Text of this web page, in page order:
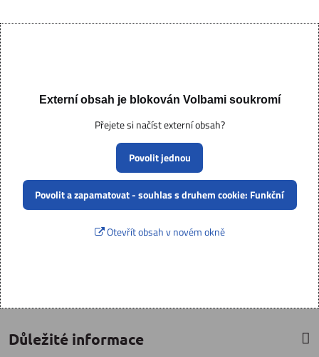
Externí obsah je blokován Volbami soukromí
Přejete si načíst externí obsah?
Povolit jednou
Povolit a zapamatovat - souhlas s druhem cookie: Funkční
Otevřít obsah v novém okně
Důležité informace